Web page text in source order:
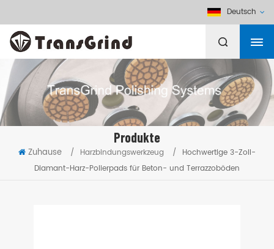
Deutsch
Produkte
Zuhause / Harzbindungswerkzeug /
Hochwertige 3-Zoll-
Diamant-Harz-Polierpads für Beton- und Terrazzoböden